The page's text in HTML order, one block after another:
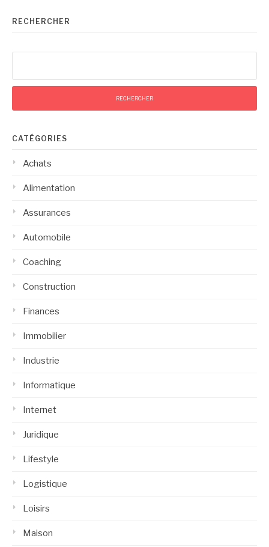
RECHERCHER
CATÉGORIES
Achats
Alimentation
Assurances
Automobile
Coaching
Construction
Finances
Immobilier
Industrie
Informatique
Internet
Juridique
Lifestyle
Logistique
Loisirs
Maison